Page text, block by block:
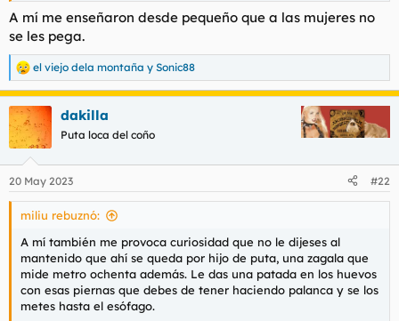
A mí me enseñaron desde pequeño que a las mujeres no
se les pega.
R
e
c
c
i
e
s
el viejo dela montaña y Sonic88
dakilla
Puta loca del coño
20 May 2023 #22
miliu rebuznó:
A mí también me provoca curiosidad que no le dijeses al
mantenido que ahí se queda por hijo de puta, una zagala que
mide metro ochenta además. Le das una patada en los huevos
con esas piernas que debes de tener haciendo palanca y se los
metes hasta el esófago.